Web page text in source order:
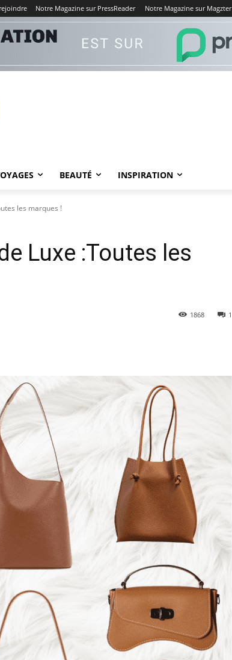
Notre Magazine sur PressReader Notre Magazine sur Magzter
BEAUTÉ INSPIRATION
les marques !
Luxe :Toutes les
1
1868